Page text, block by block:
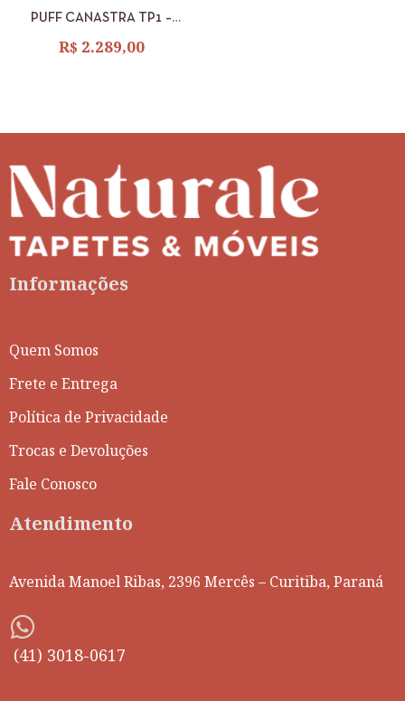
PUFF CANASTRA TP1 –
R$ 2.289,00
Informações
Quem Somos
Frete e Entrega
Política de Privacidade
Trocas e Devoluções
Fale Conosco
Atendimento
Avenida Manoel Ribas, 2396 Mercês – Curitiba, Paraná
(41) 3018-0617